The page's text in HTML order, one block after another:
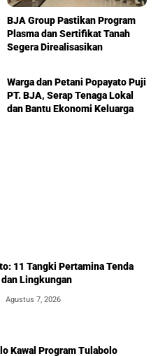
BJA Group Pastikan Program
Plasma dan Sertifikat Tanah
Segera Direalisasikan
Advertorial
Warga dan Petani Popayato Puji
PT. BJA, Serap Tenaga Lokal
dan Bantu Ekonomi Keluarga
11 Tangki Pertamina Tenda
Lingkungan
Agustus 7, 2026
Kawal Program Tulabolo